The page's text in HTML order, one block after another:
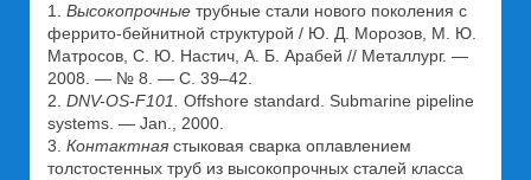
1. Высокопрочные трубные стали нового поколения с
феррито-бейнитной структурой / Ю. Д. Морозов, М. Ю.
Матросов, С. Ю. Настич, А. Б. Арабей // Металлург. —
2008. — № 8. — С. 39–42.
2. DNV-OS-F101. Offshore standard. Submarine pipeline
systems. — Jan., 2000.
3. Контактная стыковая сварка оплавлением
толстостенных труб из высокопрочных сталей класса